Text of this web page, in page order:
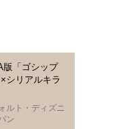
版「ゴシップ
シリアルキラ
ルト・ディズニ
ン